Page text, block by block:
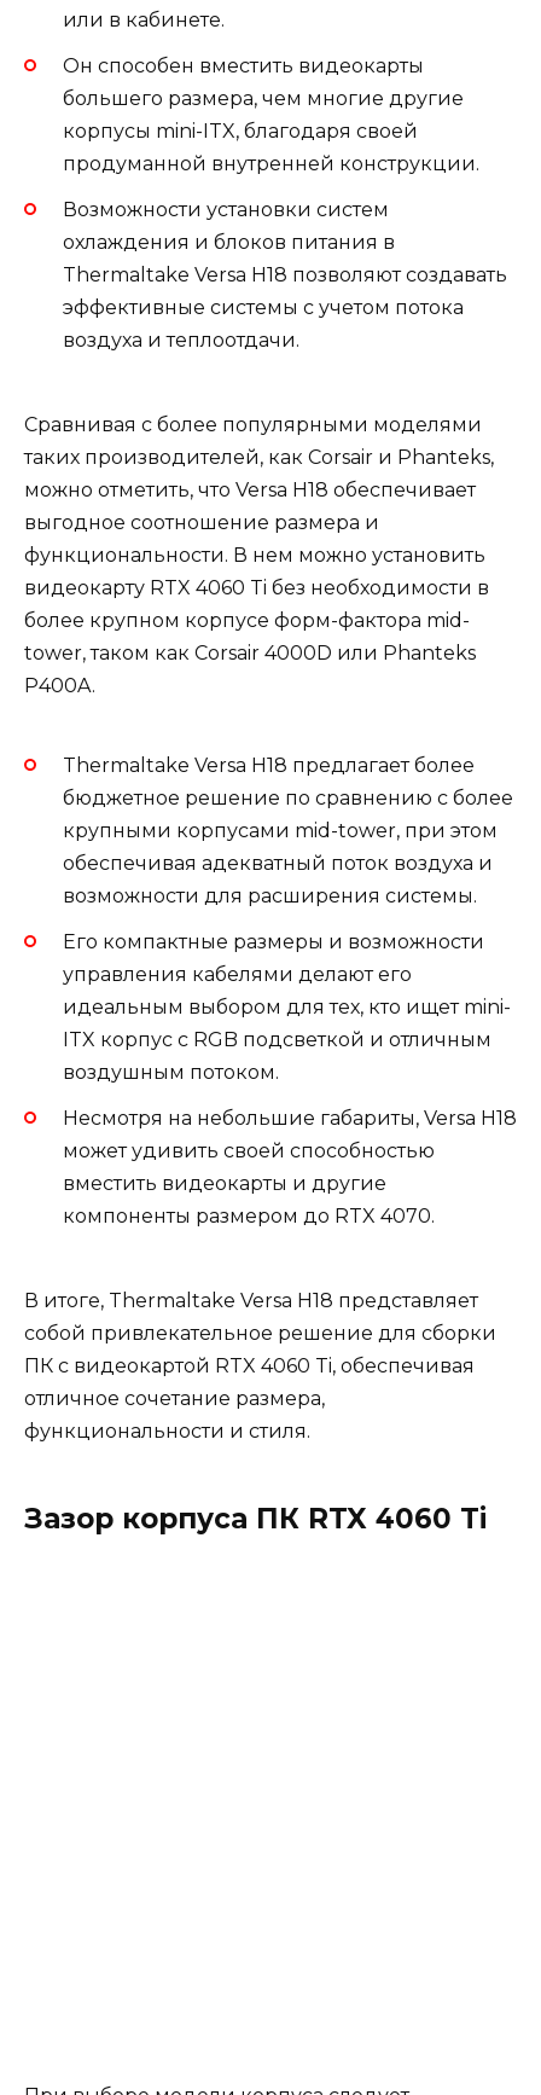
или в кабинете.
Он способен вместить видеокарты
большего размера, чем многие другие
корпусы mini-ITX, благодаря своей
продуманной внутренней конструкции.
Возможности установки систем
охлаждения и блоков питания в
Thermaltake Versa H18 позволяют создавать
эффективные системы с учетом потока
воздуха и теплоотдачи.
Сравнивая с более популярными моделями
таких производителей, как Corsair и Phanteks,
можно отметить, что Versa H18 обеспечивает
выгодное соотношение размера и
функциональности. В нем можно установить
видеокарту RTX 4060 Ti без необходимости в
более крупном корпусе форм-фактора mid-
tower, таком как Corsair 4000D или Phanteks
P400A.
Thermaltake Versa H18 предлагает более
бюджетное решение по сравнению с более
крупными корпусами mid-tower, при этом
обеспечивая адекватный поток воздуха и
возможности для расширения системы.
Его компактные размеры и возможности
управления кабелями делают его
идеальным выбором для тех, кто ищет mini-
ITX корпус с RGB подсветкой и отличным
воздушным потоком.
Несмотря на небольшие габариты, Versa H18
может удивить своей способностью
вместить видеокарты и другие
компоненты размером до RTX 4070.
В итоге, Thermaltake Versa H18 представляет
собой привлекательное решение для сборки
ПК с видеокартой RTX 4060 Ti, обеспечивая
отличное сочетание размера,
функциональности и стиля.
Зазор корпуса ПК RTX 4060 Ti